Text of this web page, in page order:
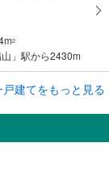
2
」駅から2430m
【大和ハウス】セキュレア西深津町2丁目（分譲住宅）
」駅から2500m
戸建てをもっと見る